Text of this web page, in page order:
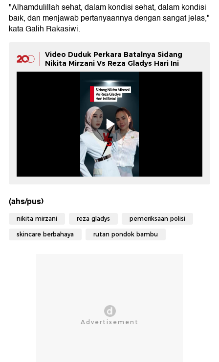
"Alhamdulillah sehat, dalam kondisi sehat, dalam kondisi
baik, dan menjawab pertanyaannya dengan sangat jelas,"
kata Galih Rakasiwi.
Video Duduk Perkara Batalnya Sidang
Nikita Mirzani Vs Reza Gladys Hari Ini
(ahs/pus)
nikita mirzani reza gladys pemeriksaan polisi
skincare berbahaya rutan pondok bambu